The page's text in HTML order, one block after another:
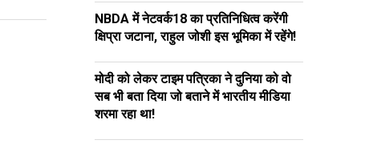
NBDA में नेटवर्क18 का प्रतिनिधित्व करेंगी
क्षिप्रा जटाना, राहुल जोशी इस भूमिका में रहेंगे!
मोदी को लेकर टाइम पत्रिका ने दुनिया को वो
सब भी बता दिया जो बताने में भारतीय मीडिया
शरमा रहा था!